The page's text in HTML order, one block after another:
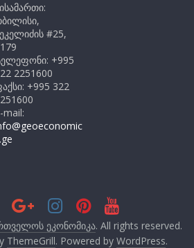
#25,
+995
2251600
+995 322
mail:
ეკონომიკა. All rights reserved.
ThemeGrill. Powered by WordPress.